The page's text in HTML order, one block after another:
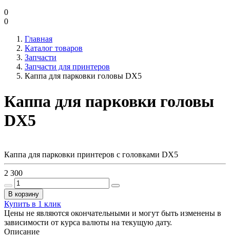
0
0
Главная
Каталог товаров
Запчасти
Запчасти для принтеров
Каппа для парковки головы DX5
Каппа для парковки головы
DX5
Каппа для парковки принтеров с головками DX5
2 300
В корзину
Купить в 1 клик
Цены не являются окончательными и могут быть изменены в
зависимости от курса валюты на текущую дату.
Описание